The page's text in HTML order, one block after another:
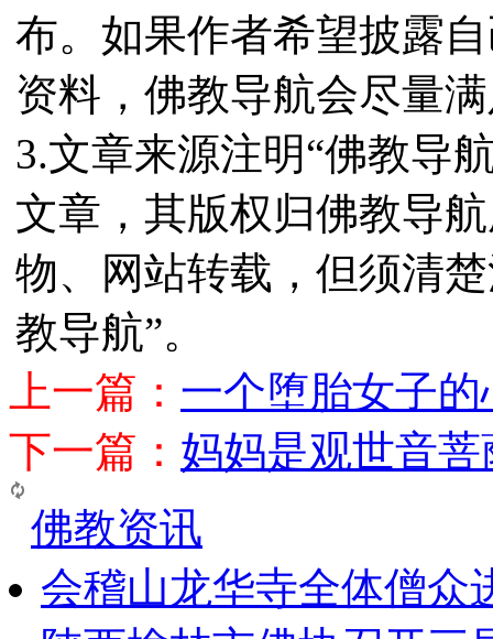
布。如果作者希望披露
资料，佛教导航会尽量
3.文章来源注明“佛教导
文章，其版权归佛教导
物、网站转载，但须清
教导航”。
上一篇： 一个堕胎女子
下一篇： 妈妈是观世音菩
佛教资讯
会稽山龙华寺全体僧众